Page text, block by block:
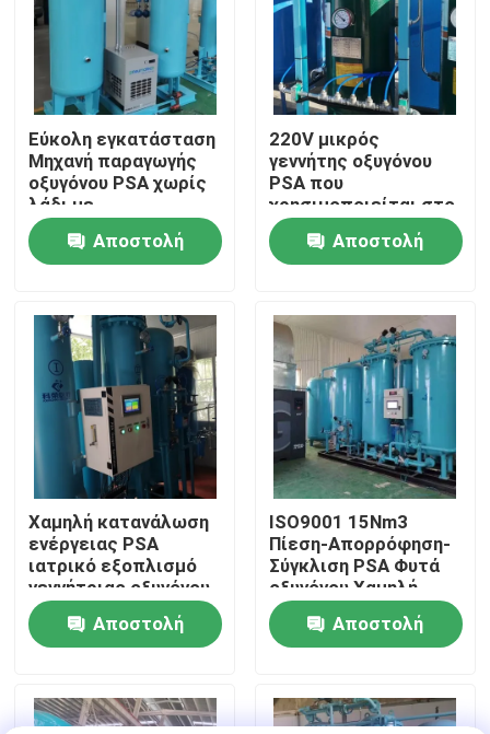
Σπίτι
Προϊόντα
Σχετικά με εμάς
Έλεγχος ποιότητας
Επικοινωνήστε μαζί μας
Ειδήσεις
Ζητήστε μια προσφορά
Παραγωγοί αζώτου PSA
Γεννήτρια αζώτου υψηλής αγνότητας
Εύκολη εγκατάσταση
Μηχανή παραγωγής
οξυγόνου PSA χωρίς
λάδι με
πιστοποιητικό ASME
Αποστολή
220V μικρός
γεννήτης οξυγόνου
PSA που
χρησιμοποιείται στο
νοσοκομείο
60Nm3/HrΑποστολή
Χαμηλή κατανάλωση
ενέργειας PSA
ιατρικό εξοπλισμό
γεννήτριας οξυγόνου
ενεργειακή απόδοση
Αποστολή
ISO9001 15Nm3
Πίεση-Απορρόφηση-
Σύγκλιση PSA Φυτά
οξυγόνου Χαμηλή
συντήρηση
Αποστολή